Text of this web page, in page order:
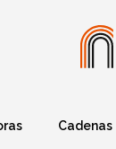
Cadenas